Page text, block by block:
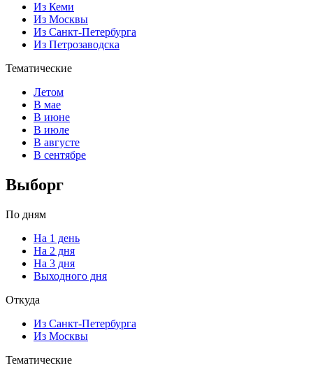
Из Кеми
Из Москвы
Из Санкт-Петербурга
Из Петрозаводска
Тематические
Летом
В мае
В июне
В июле
В августе
В сентябре
Выборг
По дням
На 1 день
На 2 дня
На 3 дня
Выходного дня
Откуда
Из Санкт-Петербурга
Из Москвы
Тематические